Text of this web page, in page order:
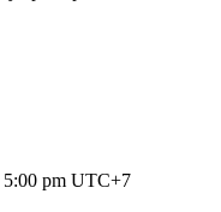
5:00 pm UTC+7